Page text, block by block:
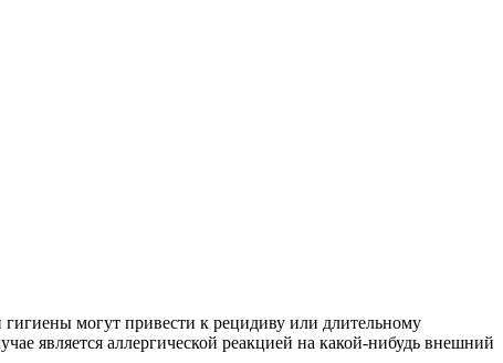
могут привести к рецидиву или длительному
является аллергической реакцией на какой-нибудь внешний